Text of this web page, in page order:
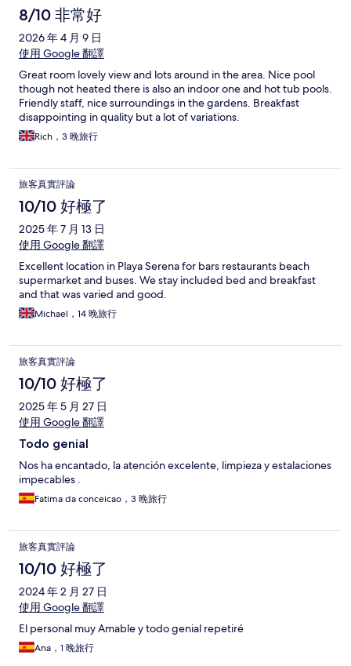
8/10 非常好
2026 年 4 月 9 日
使用 Google 翻譯
Great room lovely view and lots around in the area. Nice pool
though not heated there is also an indoor one and hot tub pools.
Friendly staff, nice surroundings in the gardens. Breakfast
disappointing in quality but a lot of variations.
Rich，3 晚旅行
旅客真實評論
10/10 好極了
2025 年 7 月 13 日
使用 Google 翻譯
Excellent location in Playa Serena for bars restaurants beach
supermarket and buses. We stay included bed and breakfast
and that was varied and good.
Michael，14 晚旅行
旅客真實評論
10/10 好極了
2025 年 5 月 27 日
使用 Google 翻譯
Todo genial
Nos ha encantado, la atención excelente, limpieza y estalaciones
impecables .
Fatima da conceicao，3 晚旅行
旅客真實評論
10/10 好極了
2024 年 2 月 27 日
使用 Google 翻譯
El personal muy Amable y todo genial repetiré
Ana，1 晚旅行